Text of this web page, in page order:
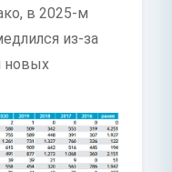
в 2025-м
из-за
новых